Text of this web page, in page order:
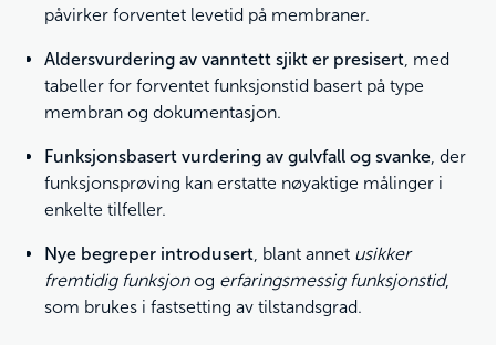
påvirker forventet levetid på membraner.
Aldersvurdering av vanntett sjikt er presisert, med
tabeller for forventet funksjonstid basert på type
membran og dokumentasjon.
Funksjonsbasert vurdering av gulvfall og svanke, der
funksjonsprøving kan erstatte nøyaktige målinger i
enkelte tilfeller.
Nye begreper introdusert, blant annet usikker
fremtidig funksjonog erfaringsmessig funksjonstid,
som brukes i fastsetting av tilstandsgrad.